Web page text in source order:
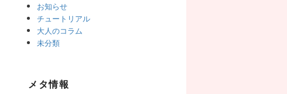
Area お知らせ
チュートリアル
大人のコラム
未分類
メタ情報